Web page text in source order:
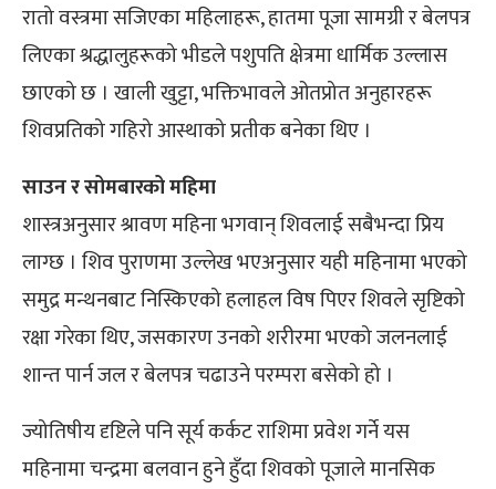
रातो वस्त्रमा सजिएका महिलाहरू, हातमा पूजा सामग्री र बेलपत्र
लिएका श्रद्धालुहरूको भीडले पशुपति क्षेत्रमा धार्मिक उल्लास
छाएको छ । खाली खुट्टा, भक्तिभावले ओतप्रोत अनुहारहरू
शिवप्रतिको गहिरो आस्थाको प्रतीक बनेका थिए ।
साउन र सोमबारको महिमा
शास्त्रअनुसार श्रावण महिना भगवान् शिवलाई सबैभन्दा प्रिय
लाग्छ । शिव पुराणमा उल्लेख भएअनुसार यही महिनामा भएको
समुद्र मन्थनबाट निस्किएको हलाहल विष पिएर शिवले सृष्टिको
रक्षा गरेका थिए, जसकारण उनको शरीरमा भएको जलनलाई
शान्त पार्न जल र बेलपत्र चढाउने परम्परा बसेको हो ।
ज्योतिषीय दृष्टिले पनि सूर्य कर्कट राशिमा प्रवेश गर्ने यस
महिनामा चन्द्रमा बलवान हुने हुँदा शिवको पूजाले मानसिक